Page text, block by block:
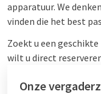
apparatuur. We
vinden die het best
Zoekt u een
wilt u direct
Onze